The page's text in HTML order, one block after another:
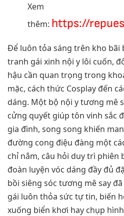
Xem
thêm: https://
Để luôn tỏa sáng trên kho bãi
tranh gái xinh nội y lôi cuốn,
hậu cần quan trọng trong
mặc, cách thức Cosplay đến
dáng. Một bộ nội y tương mê
cửng quyết giúp tôn vinh sắc
gia đình, song song khiến
đường cong điệu đàng một
chỉ nắm, câu hỏi duy trì phiên
đoàn luyện vóc dáng đầy đủ
bồi siêng sóc tương mê say
gái luôn thỏa sức tự tin, biến
xuống biển khơi hay chụp